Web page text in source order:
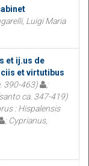
Luigi Maria
et ij.us de
et virtutibus
390-463)
;
ca. 347-419)
: Hispalensis
; Cyprianus,